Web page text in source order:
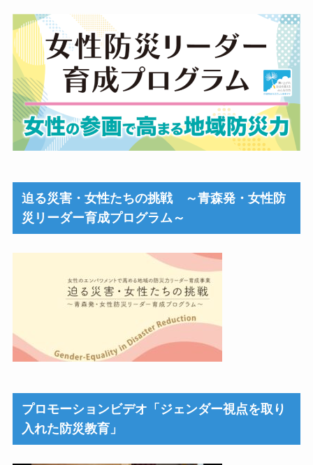
迫る災害・女性たちの挑戦 ～青森発・女性防
災リーダー育成プログラム～
プロモーションビデオ「ジェンダー視点を取り
入れた防災教育」